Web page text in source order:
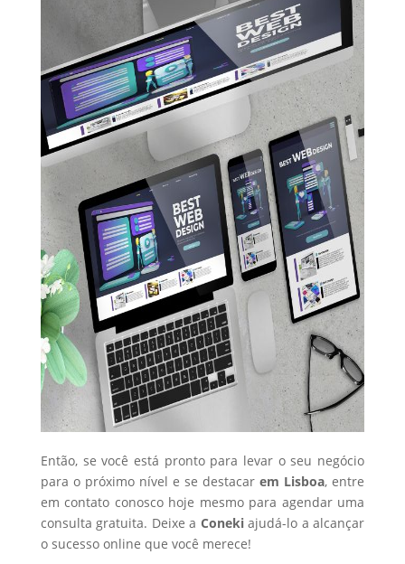
Então, se você está pronto para levar o seu negócio
para o próximo nível e se destacarem Lisboa, entre
em contato conosco hoje mesmo para agendar uma
consulta gratuita. Deixe a Conekiajudá-lo a alcançar
o sucesso online que você merece!